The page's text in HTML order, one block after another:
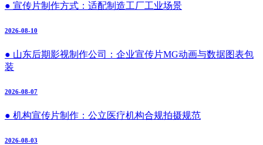
● 宣传片制作方式：适配制造工厂工业场景
2026-08-10
● 山东后期影视制作公司：企业宣传片MG动画与数据图表包
装
2026-08-07
● 机构宣传片制作：公立医疗机构合规拍摄规范
2026-08-03